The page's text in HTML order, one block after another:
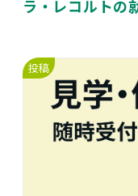
ラ・レコルトの
投稿